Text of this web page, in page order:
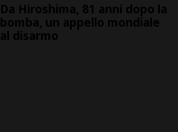
Da Hiroshima, 81 anni dopo la
bomba, un appello mondiale
al disarmo